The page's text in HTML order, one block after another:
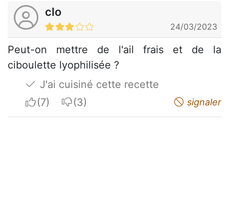
clo
24/03/2023
Peut-on mettre de l'ail frais et de la
ciboulette lyophilisée ?
J'ai cuisiné cette recette
I apreciateI do not appreciate signaler